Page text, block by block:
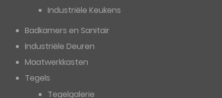
Industriële Keukens
Badkamers en Sanitair
Industriële Deuren
Maatwerkkasten
Tegels
Tegelgalerie